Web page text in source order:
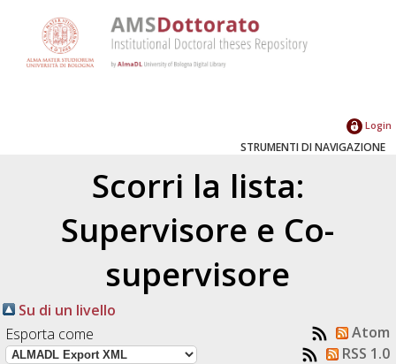
Login
STRUMENTI DI NAVIGAZIONE
Scorri la lista:
Supervisore e Co-
supervisore
Su di un livello
Esporta come
Atom
RSS 1.0